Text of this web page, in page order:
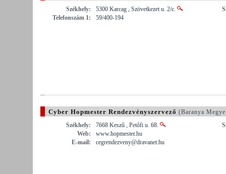
Székhely:
5300 Karcag , Szövetkezet u. 2/c.
Telefonszám 1:
59/400-194
Cyber Hopmester Rendezvényszervező (Baranya
Székhely:
7668 Keszű , Petőfi u. 68.
Web:
www.hopmester.hu
E-mail:
cegrendezveny@dravanet.hu